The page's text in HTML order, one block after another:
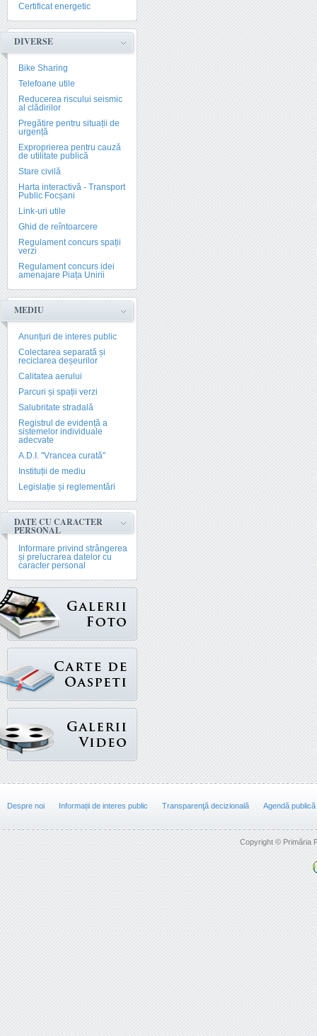
Certificat energetic
DIVERSE
Bike Sharing
Telefoane utile
Reducerea riscului seismic
al clădirilor
Pregătire pentru situații de
urgență
Exproprierea pentru cauză
de utilitate publică
Stare civilă
Harta interactivă - Transport
Public Focșani
Link-uri utile
Ghid de reîntoarcere
Regulament concurs spații
verzi
Regulament concurs idei
amenajare Piața Unirii
MEDIU
Anunțuri de interes public
Colectarea separată și
reciclarea deșeurilor
Calitatea aerului
Parcuri și spații verzi
Salubritate stradală
Registrul de evidență a
sistemelor individuale
adecvate
A.D.I. "Vrancea curată"
Instituții de mediu
Legislație și reglementări
DATE CU CARACTER
PERSONAL
Informare privind strângerea
și prelucrarea datelor cu
caracter personal
Despre noi Informații de interes public Transparenţă decizională Agendă publică
Copyright © Primăria